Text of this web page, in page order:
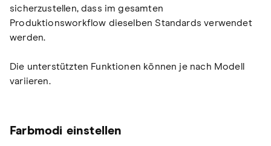
sicherzustellen, dass im gesamten
Produktionsworkflow dieselben Standards verwendet
werden.
Die unterstützten Funktionen können je nach Modell
variieren.
Farbmodi einstellen